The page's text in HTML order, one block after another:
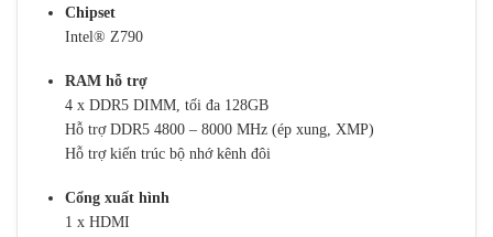
Chipset
Intel® Z790
RAM hỗ trợ
4 x DDR5 DIMM, tối đa 128GB
Hỗ trợ DDR5 4800 – 8000 MHz (ép xung, XMP)
Hỗ trợ kiến trúc bộ nhớ kênh đôi
Cổng xuất hình
1 x HDMI